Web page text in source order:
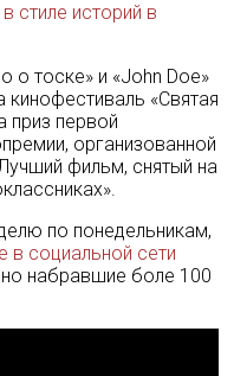
стиле историй в
о тоске» и «John Doe»
«Святая
приз первой
организованной
фильм, снятый на
по понедельникам,
в социальной сети
набравшие боле 100